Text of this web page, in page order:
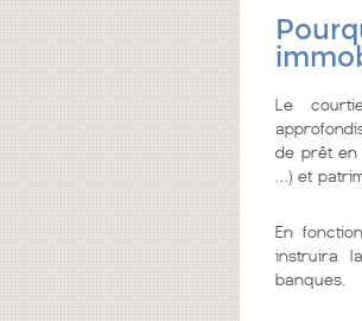
Le
de prêt en
…) et
En
instruira
banques.